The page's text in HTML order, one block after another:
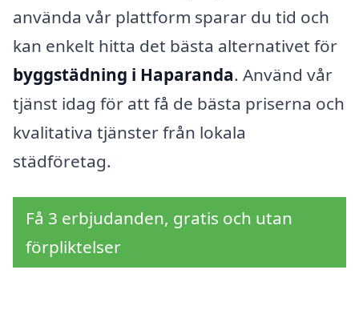
använda vår plattform sparar du tid och
kan enkelt hitta det bästa alternativet för
byggstädning i Haparanda. Använd vår
tjänst idag för att få de bästa priserna och
kvalitativa tjänster från lokala
städföretag.
Få 3 erbjudanden, gratis och utan
förpliktelser